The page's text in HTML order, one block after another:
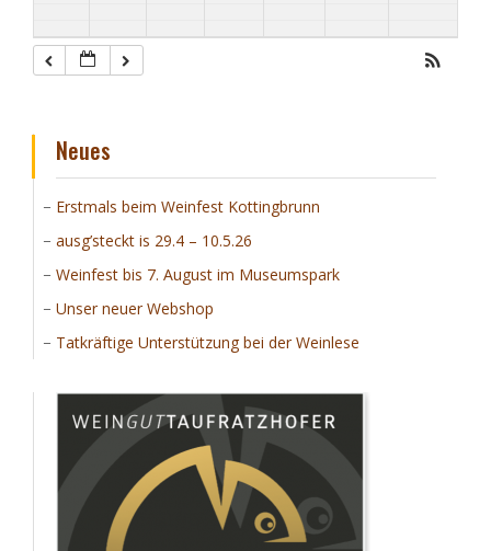
Neues
Erstmals beim Weinfest Kottingbrunn
ausg’steckt is 29.4 – 10.5.26
Weinfest bis 7. August im Museumspark
Unser neuer Webshop
Tatkräftige Unterstützung bei der Weinlese